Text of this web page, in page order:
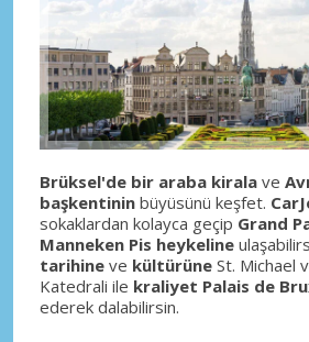
Brüksel'de bir araba kirala ve
başkentinin büyüsünü keşfet.
sokaklardan kolayca geçip Grand
Manneken Pis heykeline
tarihine ve kültürüne St. Michael
Katedrali ile kraliyet Palais de
ederek dalabilirsin.